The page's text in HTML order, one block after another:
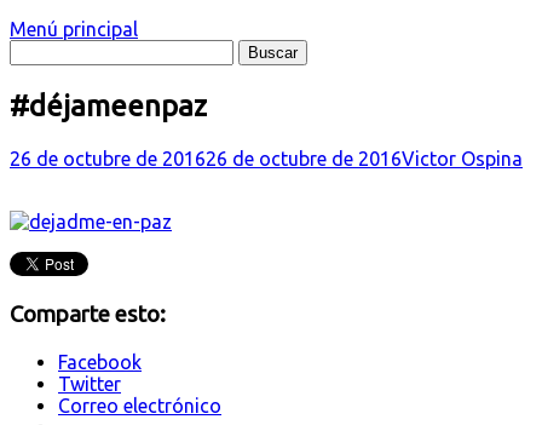
Menú principal
#déjameenpaz
26 de octubre de 201626 de octubre de 2016Victor Ospina
Comparte esto:
Facebook
Twitter
Correo electrónico